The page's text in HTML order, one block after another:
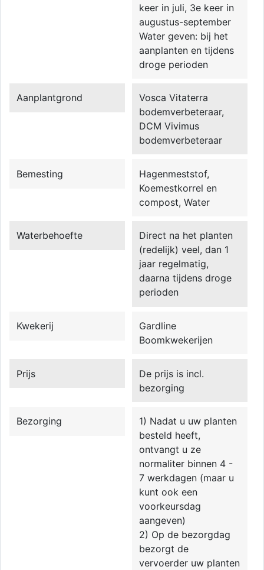
keer in juli, 3e keer in
augustus-september
Water geven: bij het
aanplanten en tijdens
droge perioden
Aanplantgrond
Vosca Vitaterra
bodemverbeteraar,
DCM Vivimus
bodemverbeteraar
Bemesting
Hagenmeststof,
Koemestkorrel en
compost, Water
Waterbehoefte
Direct na het planten
(redelijk) veel, dan 1
jaar regelmatig,
daarna tijdens droge
perioden
Kwekerij
Gardline
Boomkwekerijen
Prijs
De prijs is incl.
bezorging
Bezorging
1) Nadat u uw planten
besteld heeft,
ontvangt u ze
normaliter binnen 4 -
7 werkdagen (maar u
kunt ook een
voorkeursdag
aangeven)
2) Op de bezorgdag
bezorgt de
vervoerder uw planten